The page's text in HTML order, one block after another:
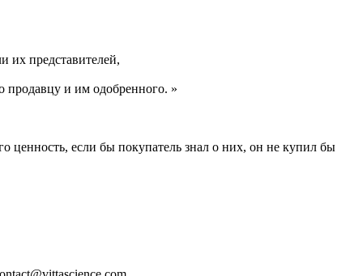
их представителей,
продавцу и им одобренного. »
ценность, если бы покупатель знал о них, он не купил бы